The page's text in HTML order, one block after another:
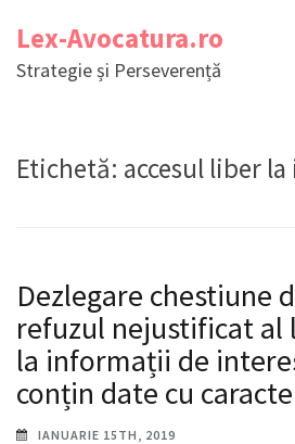
conținut
Lex-Avocatura.ro
Strategie și Perseverență
Etichetă: accesul liber
Dezlegare chestiune
refuzul nejustificat al
la informații de
conțin date cu
IANUARIE 15TH, 2019